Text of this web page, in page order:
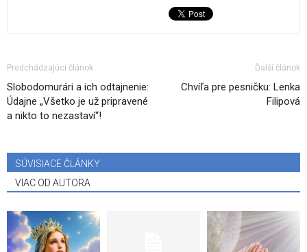
Predchádzajúci článok
Slobodomurári a ich odtajnenie:
Údajne „Všetko je už pripravené
a nikto to nezastaví“!
Ďalší článok
Chvíľa pre pesničku: Lenka
Filipová
SÚVISIACE ČLÁNKY
VIAC OD AUTORA